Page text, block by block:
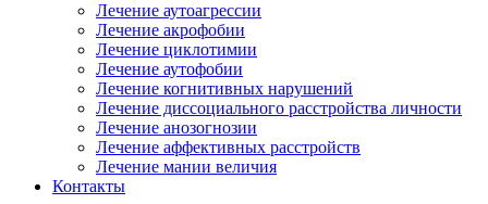
Лечение аутоагрессии
Лечение акрофобии
Лечение циклотимии
Лечение аутофобии
Лечение когнитивных нарушений
Лечение диссоциального расстройства личности
Лечение анозогнозии
Лечение аффективных расстройств
Лечение мании величия
Контакты